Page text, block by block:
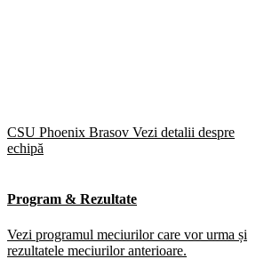
CSU Phoenix Brasov Vezi detalii despre
echipă
Program & Rezultate
Vezi programul meciurilor care vor urma și
rezultatele meciurilor anterioare.